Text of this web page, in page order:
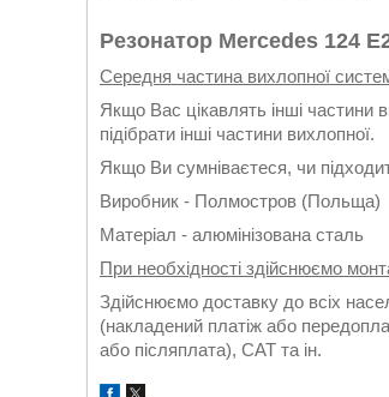
Резонатор Mercedes 124
Середня частина вихлопної
Якщо Вас цікавлять інші частини
підібрати інші частини вихлопної.
Якщо Ви сумніваєтеся, чи
Виробник - Полмостров (Польща)
Матеріал - алюмінізована сталь
При необхідності здійснюємо
Здійснюємо доставку до всіх
(накладений платіж або
або післяплата), САТ та ін.